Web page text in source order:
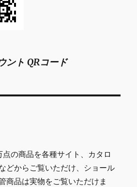
ント QRコード
の商品を各種サイト、カタロ
どからご覧いただけ、ショール
商品は実物をご覧いただけま